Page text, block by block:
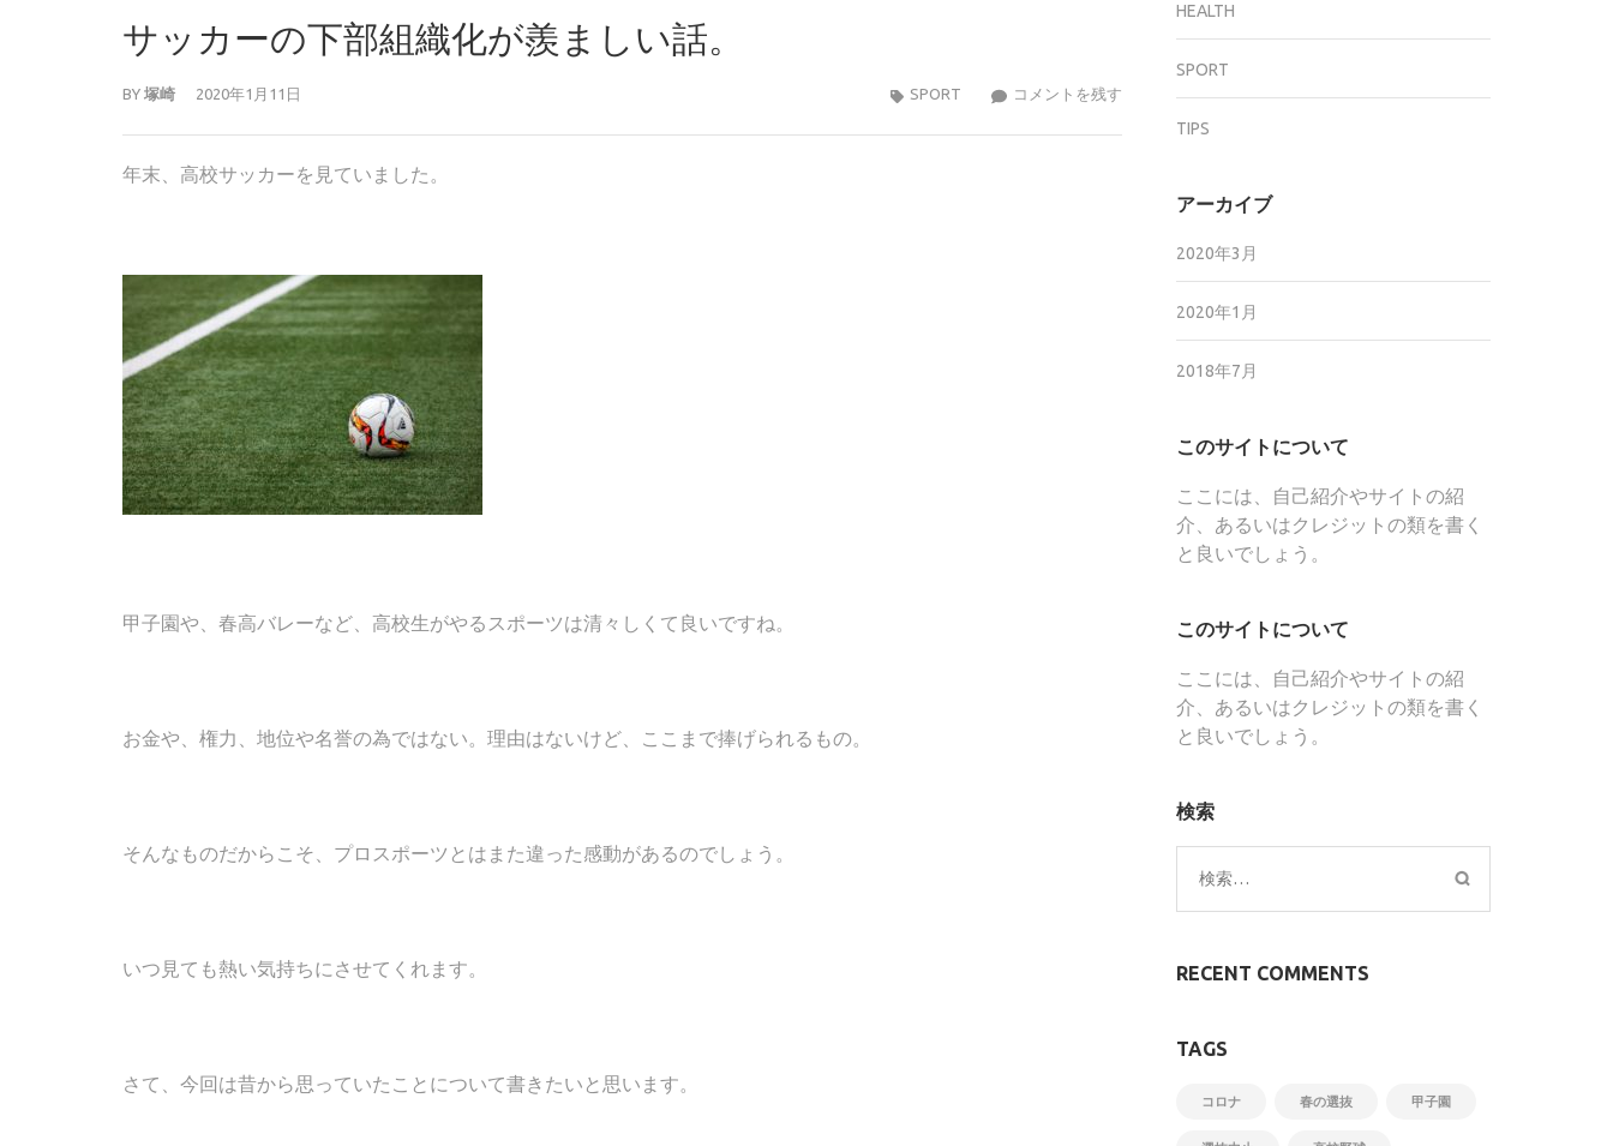
サッカーの下部組織化が羨ましい話。
BY 塚崎 2020年1月11日 コメントを残す
SPORT
年末、高校サッカーを見ていました。
甲子園や、春高バレーなど、高校生がやるスポーツは清々しくて良いですね。
お金や、権力、地位や名誉の為ではない。理由はないけど、ここまで捧げられるもの。
そんなものだからこそ、プロスポーツとはまた違った感動があるのでしょう。
いつ見ても熱い気持ちにさせてくれます。
さて、今回は昔から思っていたことについて書きたいと思います。
HEALTH
SPORT
TIPS
アーカイブ
2020年3月
2020年1月
2018年7月
このサイトについて
ここには、自己紹介やサイトの紹
介、あるいはクレジットの類を書く
と良いでしょう。
このサイトについて
ここには、自己紹介やサイトの紹
介、あるいはクレジットの類を書く
と良いでしょう。
検索
検
索:
RECENT COMMENTS
TAGS
コロナ 春の選抜 甲子園